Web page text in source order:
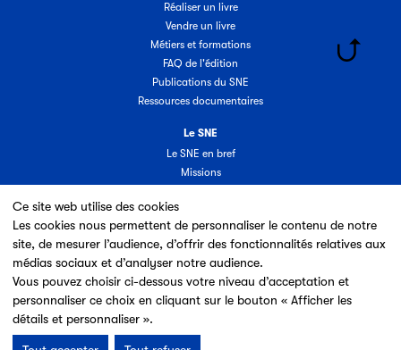
Ce site web utilise des cookies
Les cookies nous permettent de personnaliser le contenu de notre
site, de mesurer l’audience, d’offrir des fonctionnalités relatives aux
médias sociaux et d’analyser notre audience.
Vous pouvez choisir ci-dessous votre niveau d’acceptation et
personnaliser ce choix en cliquant sur le bouton « Afficher les
détails et personnaliser ».
Réaliser un livre
Vendre un livre
Métiers et formations
FAQ de l'édition
Publications du SNE
Ressources documentaires
Le SNE
Le SNE en bref
Missions
Groupes & commissions
Partenaires
Annuaire des adhérents
Nouveaux adhérents
Espace adhérent
Adhérer au SNE